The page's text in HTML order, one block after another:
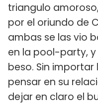
triangulo
por el oriundo de
ambas se las vio
en la pool-party,
beso. Sin importar
pensar en su
dejar en claro el